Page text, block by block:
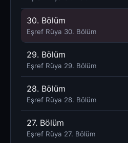
30. Bölüm
Eşref Rüya 30. Bölüm
29. Bölüm
Eşref Rüya 29. Bölüm
28. Bölüm
Eşref Rüya 28. Bölüm
27. Bölüm
Eşref Rüya 27. Bölüm